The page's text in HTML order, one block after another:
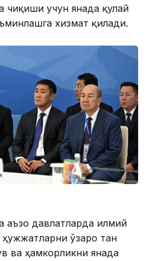
чиқиши учун янада қулай
хизмат қилади.
аъзо давлатларда илмий
ўзаро тан
ва ҳамкорликни янада